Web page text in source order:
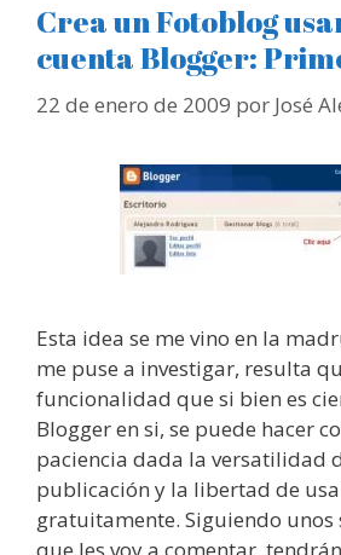
Crea un Fotoblog
cuenta Blogger:
22 de enero de 2009 por José
Esta idea se me vino en la
me puse a investigar, resulta
funcionalidad que si bien es
Blogger en si, se puede hacer
paciencia dada la versatilidad
publicación y la libertad de
gratuitamente. Siguiendo unos
que les voy a comentar,